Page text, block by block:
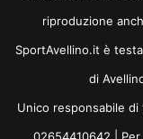
riproduzione
SportAvellino.it è
di
Unico responsabile
02654410642 |